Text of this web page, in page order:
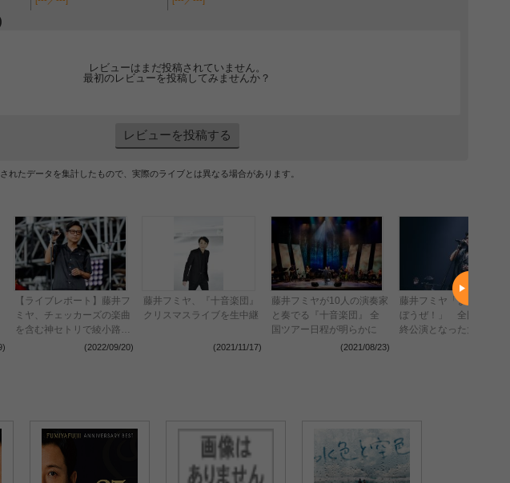
レビューはまだ投稿されていません。
最初のレビューを投稿してみませんか？
レビューを投稿する
れたデータを集計したもので、実際のライブとは異なる場合があります。
【ライブレポート】藤井フ
ミヤ、チェッカーズの楽曲
を含む神セトリで綾小路
翔のラブコールに応える！
(2022/09/20)
藤井フミヤ、『十音楽団』
クリスマスライブを生中継
(2021/11/17)
藤井フミヤが10人の演奏家
と奏でる『十音楽団』 全
国ツアー日程が明らかに
(2021/08/23)
藤井フミヤ「また一緒に遊
ぼうぜ！」 全国ツアー最
終公演となった大阪公演の